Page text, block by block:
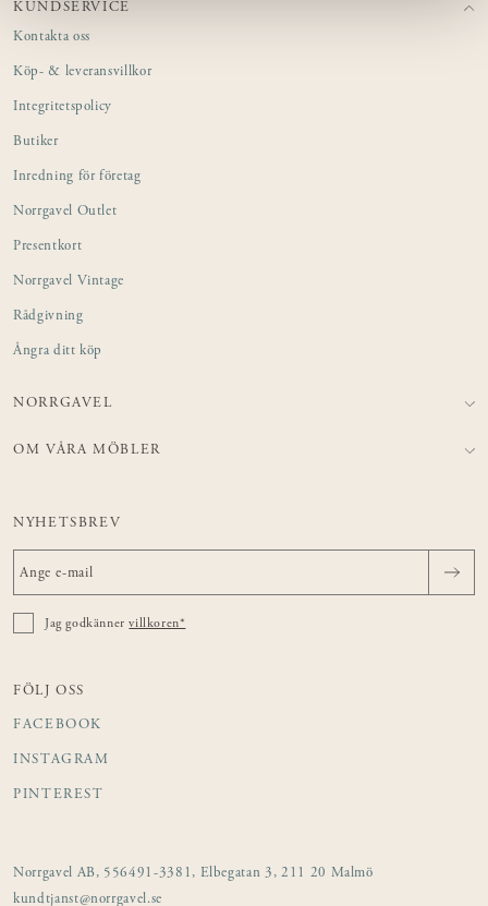
KUNDSERVICE
Kontakta oss
Köp- & leveransvillkor
Integritetspolicy
Butiker
Inredning för företag
Norrgavel Outlet
Presentkort
Norrgavel Vintage
Rådgivning
Ångra ditt köp
NORRGAVEL
OM VÅRA MÖBLER
NYHETSBREV
Jag godkännervillkoren*
FÖLJ OSS
FACEBOOK
INSTAGRAM
PINTEREST
Norrgavel AB, 556491-3381, Elbegatan 3, 211 20 Malmö
kundtjanst@norrgavel.se